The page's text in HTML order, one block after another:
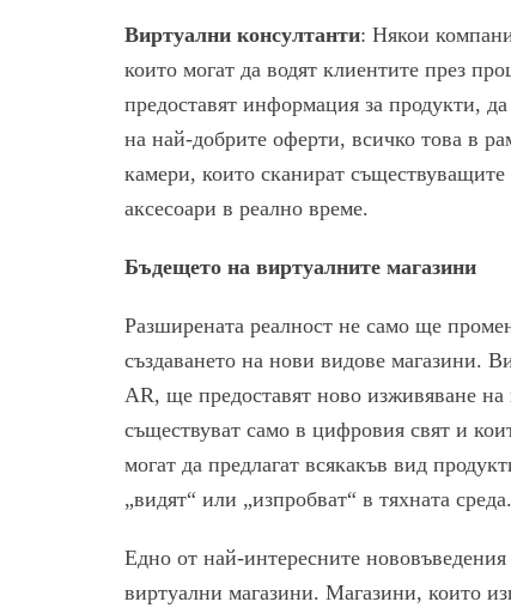
Виртуални консултанти: Някои
които могат да водят клиентите през
предоставят информация за продукти,
на най-добрите оферти, всичко това в
камери, които сканират
аксесоари в реално време.
Бъдещето на виртуалните магазини
Разширената реалност не само ще
създаването на нови видове магазини.
AR, ще предоставят ново изживяване на
съществуват само в цифровия свят и
могат да предлагат всякакъв вид
„видят“ или „изпробват“ в тяхната среда.
Едно от най-интересните
виртуални магазини. Магазини, които